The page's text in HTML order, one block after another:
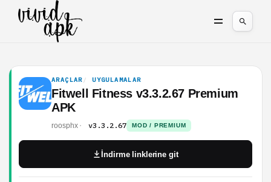
ARAÇLAR UYGULAMALAR
Fitwell Fitness v3.3.2.67 Premium
APK
roosphx v3.3.2.67 MOD / PREMIUM
İndirme linklerine git